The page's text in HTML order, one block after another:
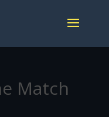
Match